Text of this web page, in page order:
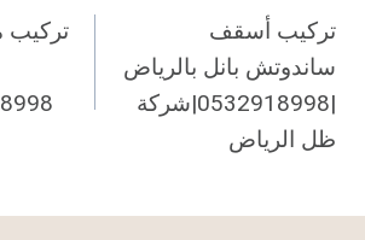
المقالات
تركيب أسقف
ساندوتش بانل بالرياض
|0532918998|شركة
ظل الرياض
تركيب